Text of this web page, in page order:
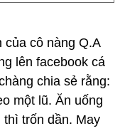
của cô nàng Q.A
lên facebook cá
chia sẻ rằng:
một lũ. Ăn uống
trốn dần. May